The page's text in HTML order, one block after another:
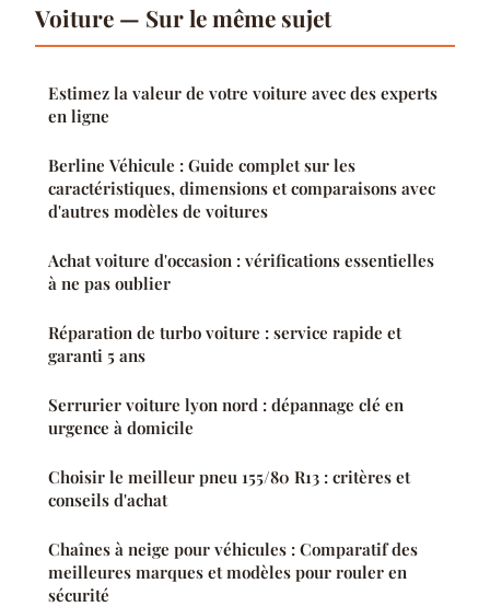
Voiture — Sur le même sujet
Estimez la valeur de votre voiture avec des experts
en ligne
Berline Véhicule : Guide complet sur les
caractéristiques, dimensions et comparaisons avec
d'autres modèles de voitures
Achat voiture d'occasion : vérifications essentielles
à ne pas oublier
Réparation de turbo voiture : service rapide et
garanti 5 ans
Serrurier voiture lyon nord : dépannage clé en
urgence à domicile
Choisir le meilleur pneu 155/80 R13 : critères et
conseils d'achat
Chaînes à neige pour véhicules : Comparatif des
meilleures marques et modèles pour rouler en
sécurité